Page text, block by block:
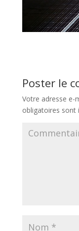
Poster le
Votre adresse e-
obligatoires sont